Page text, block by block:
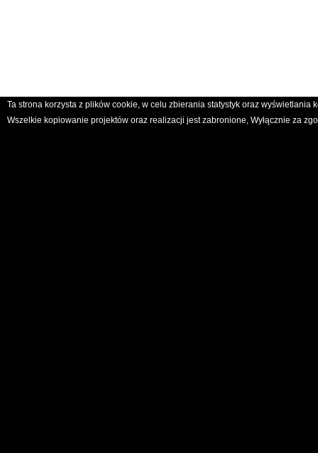
Ta strona korzysta z plików cookie, w celu zbierania statystyk oraz wyświetlania
Wszelkie kopiowanie projektów oraz realizacji jest zabronione, Wyłącznie za